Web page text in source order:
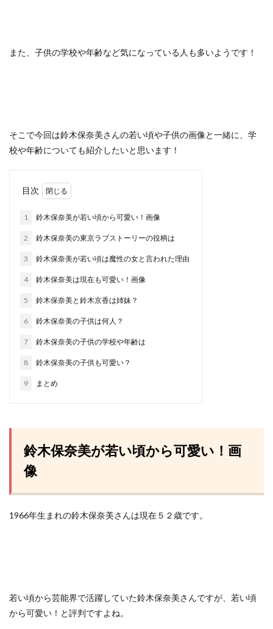
また、子供の学校や年齢など気になっている人も多いようです！
そこで今回は鈴木保奈美さんの若い頃や子供の画像と一緒に、学
校や年齢についても紹介したいと思います！
目次
1 鈴木保奈美が若い頃から可愛い！画像
2 鈴木保奈美の東京ラブストーリーの役柄は
3 鈴木保奈美が若い頃は魔性の女と言われた理由
4 鈴木保奈美は現在も可愛い！画像
5 鈴木保奈美と鈴木京香は姉妹？
6 鈴木保奈美の子供は何人？
7 鈴木保奈美の子供の学校や年齢は
8 鈴木保奈美の子供も可愛い？
9 まとめ
鈴木保奈美が若い頃から可愛い！画
像
1966年生まれの鈴木保奈美さんは現在５２歳です。
若い頃から芸能界で活躍していた鈴木保奈美さんですが、若い頃
から可愛い！と評判ですよね。